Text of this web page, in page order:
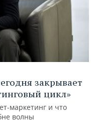
закрывает
цикл»
маркетинг и что
волны